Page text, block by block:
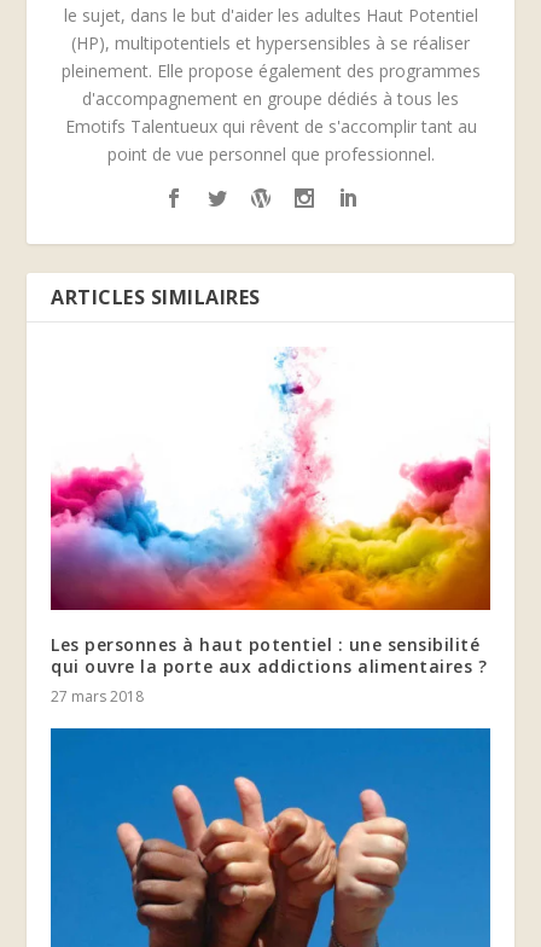
le sujet, dans le but d'aider les adultes Haut Potentiel
(HP), multipotentiels et hypersensibles à se réaliser
pleinement. Elle propose également des programmes
d'accompagnement en groupe dédiés à tous les
Emotifs Talentueux qui rêvent de s'accomplir tant au
point de vue personnel que professionnel.
ARTICLES SIMILAIRES
Les personnes à haut potentiel : une sensibilité
qui ouvre la porte aux addictions alimentaires ?
27 mars 2018